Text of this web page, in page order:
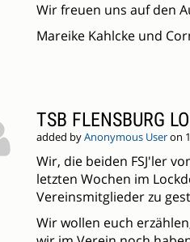
Wir freuen uns auf den
Mareike Kahlcke und
TSB FLENSBURG
added byAnonymous Useron
Wir, die beiden FSJ'ler
letzten Wochen im
Vereinsmitglieder zu
Wir wollen euch